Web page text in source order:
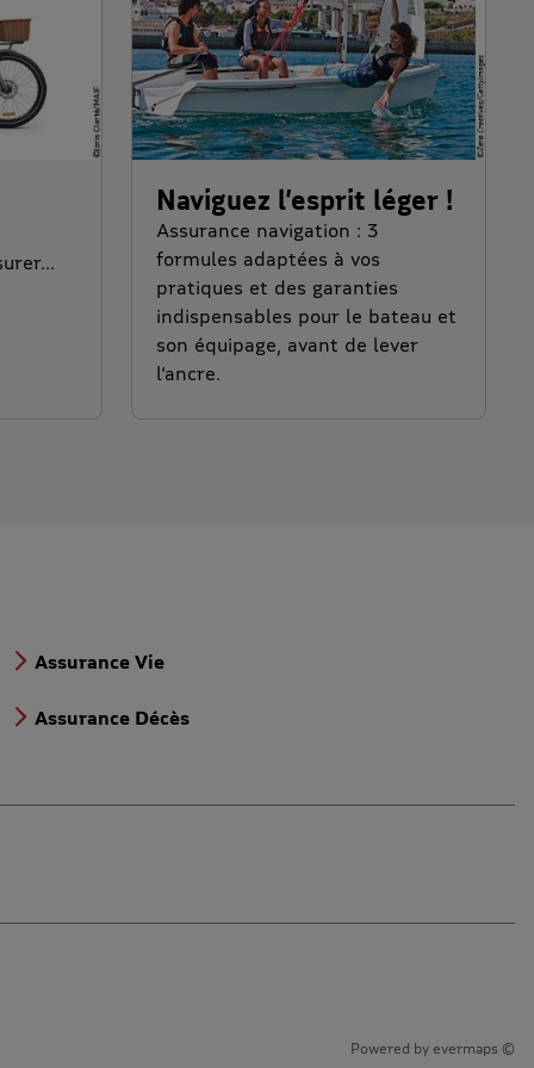
Naviguez l’esprit léger !
Assurance navigation : 3
formules adaptées à vos
pratiques et des garanties
indispensables pour le bateau et
son équipage, avant de lever
l’ancre.
Assurance Vie
Assurance Décès
Powered by evermaps ©